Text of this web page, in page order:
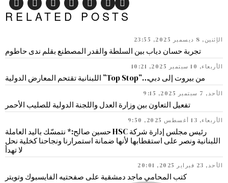
RELATED POSTS
الإثنين, 8 ديسمبر 2025, 23:55
تجربة حسان دياب بين السلطة والقدر المصطنع بقلم ندى حاطوم
الأربعاء, 10 سبتمبر 2025, 10:21
من بيروت إلى دبي…”Top Stop” اللبنانية تقتحم المعارض الدولية
الأحد, 7 سبتمبر 2025, 9:15
تفعيل التعاون بين وزارة العدل واللجنة الدولية للصليب الأحمر
الأربعاء, 13 أغسطس 2025, 9:50
رئيس مجلس إدارة شركة HSC حسين صالح:* نتمسّك باليد العاملة
اللبنانية ونصر على استقطابها لأنها ضمانة استمرارنا ونجاحنا كخلية نحل
لا تهدأ
الأحد, 23 فبراير 2025, 20:01
كتب المحامي ماجد دمشقية على صفحتيه الفايسبوك وتويتر